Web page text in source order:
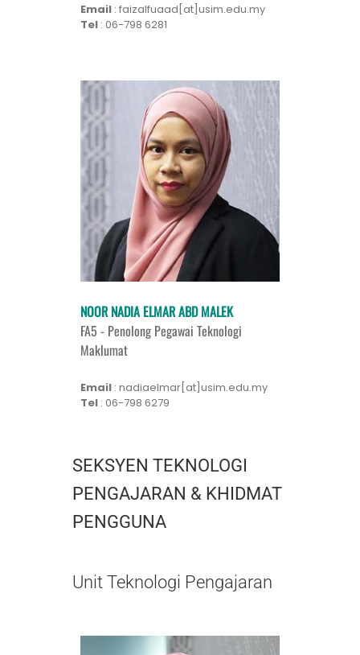
Email : faizalfuaad[at]usim.edu.my
Tel : 06-798 6281
NOOR NADIA ELMAR ABD MALEK
FA5 - Penolong Pegawai Teknologi
Maklumat
Email : nadiaelmar[at]usim.edu.my
Tel : 06-798 6279
SEKSYEN TEKNOLOGI
PENGAJARAN & KHIDMAT
PENGGUNA
Unit Teknologi Pengajaran